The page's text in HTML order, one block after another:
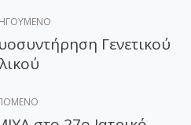
Προηγούμενο
άρθρο:
Γενετικού